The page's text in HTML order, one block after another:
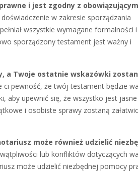
i jest zgodny z
w zakresie sporządzania
wszystkie wymagane formalności i
sporządzony testament jest ważny i
a Twoje ostatnie wskazówki
ci pewność, że twój testament będzie
aby upewnić się, że wszystko jest jasne
i osobiste sprawy zostaną
może również udzielić
lub konfliktów dotyczących
może udzielić niezbędnej pomocy